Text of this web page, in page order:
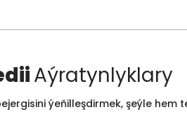
Aýratynlyklary
ýeňilleşdirmek, şeýle